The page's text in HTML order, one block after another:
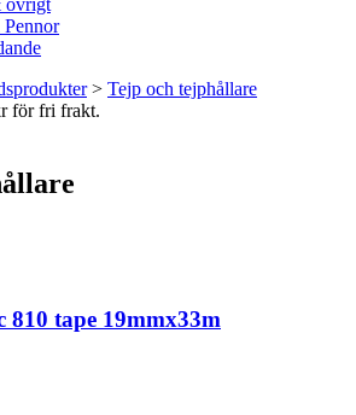
övrigt
> Tejp och tejphållare
för fri frakt.
810 tape 19mmx33m